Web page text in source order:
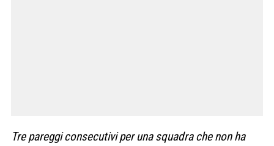
Tre pareggi consecutivi per una squadra che non ha